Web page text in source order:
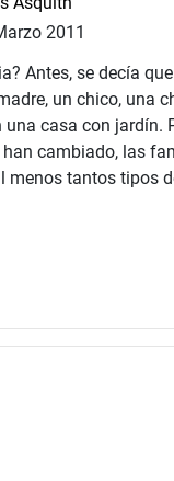
2011
Antes, se decía
un chico, una
una casa con jardín.
han cambiado, las
menos tantos tipos